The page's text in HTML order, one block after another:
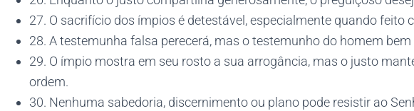
27. O sacrifício dos ímpios é detestável, especialmente quando feito
28. A testemunha falsa perecerá, mas o testemunho do homem
29. O ímpio mostra em seu rosto a sua arrogância, mas o justo
ordem.
30. Nenhuma sabedoria, discernimento ou plano pode resistir ao